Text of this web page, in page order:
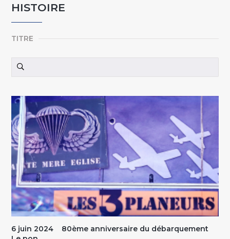
HISTOIRE
TITRE
6 juin 2024 80ème anniversaire du débarquement